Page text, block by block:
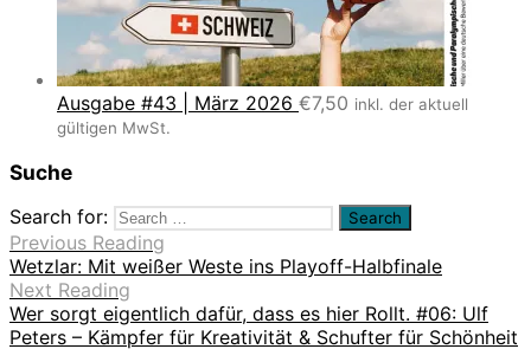
Ausgabe #43 | März 2026 €7,50 inkl. der aktuell
gültigen MwSt.
Suche
Search for:
Previous Reading
Wetzlar: Mit weißer Weste ins Playoff-Halbfinale
Next Reading
Wer sorgt eigentlich dafür, dass es hier Rollt. #06: Ulf
Peters – Kämpfer für Kreativität & Schufter für Schönheit